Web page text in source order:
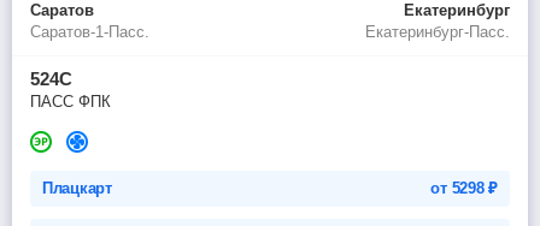
Саратов
Екатеринбург
Саратов-1-Пасс.
Екатеринбург-Пасс.
524С
ПАСС ФПК
Плацкарт от 5298₽